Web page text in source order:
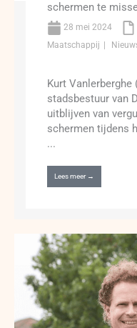
schermen te
28 mei 2024
Maatschappij
Kurt
stadsbestuur van
uitblijven van
schermen tijdens
...
Lees meer →